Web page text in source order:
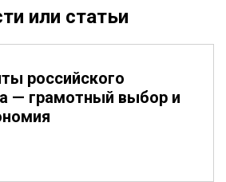
или статьи
российского
— грамотный выбор и